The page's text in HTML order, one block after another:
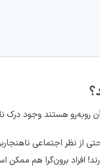
آن روبه‌رو هستند وجود
از نظر اجتماعی
افراد برون‌گرا هم